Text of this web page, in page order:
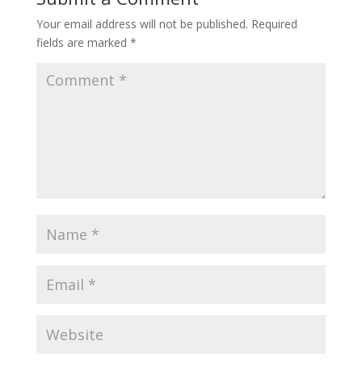
Your email address will not be published. Required
fields are marked *